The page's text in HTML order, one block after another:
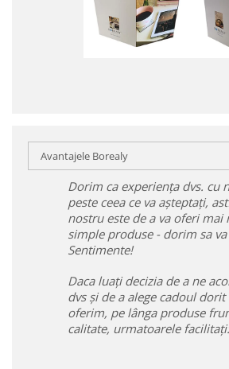
Avantajele Borealy
Dorim ca experiența dvs. cu
peste ceea ce va așteptați,
nostru este de a va oferi mai
simple produse - dorim sa
Sentimente!
Daca luați decizia de a ne
dvs și de a alege cadoul dorit
oferim, pe lânga produse
calitate, urmatoarele facilitați: